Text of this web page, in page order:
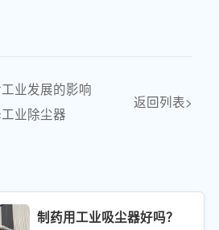
业发展的影响
业除尘器
返回列表>
制药用工业吸尘器好吗？